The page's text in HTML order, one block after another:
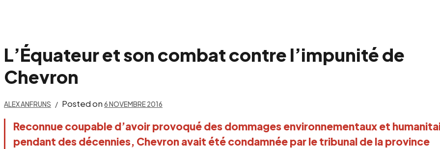
L’Équateur et son combat contre l’impunité de
Chevron
ALEX ANFRUNS Posted on 6 NOVEMBRE 2016
Reconnue coupable d’avoir provoqué des dommages environnementaux et
pendant des décennies, Chevron avait été condamnée par le tribunal de la province